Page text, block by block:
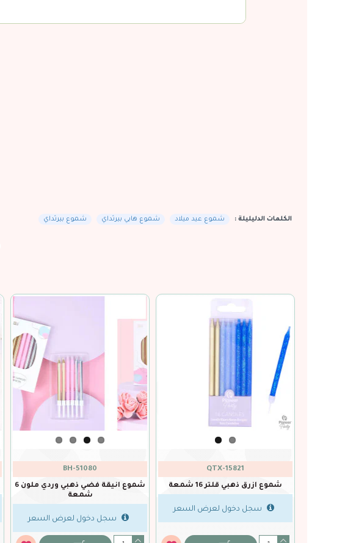
الكلمات الدليليلة : شموع عيد ميلاد شموع هابي بيرثداي شموع بيرثداي
QTX-15821
شموع ازرق ذهبي قلتر 16 شمعة
سجل دخول لعرض السعر
BH-51080
شموع انيقة فضي ذهبي وردي ملون 6
شمعة
سجل دخول لعرض السعر